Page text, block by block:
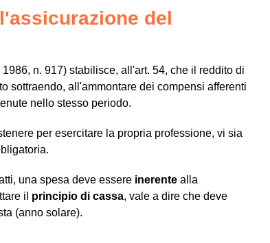
del
n. 917) stabilisce, all'art. 54, che il reddito di
sottraendo, all'ammontare dei compensi afferenti
nello stesso periodo.
per esercitare la propria professione, vi sia
una spesa deve essere inerente alla
il principio di cassa, vale a dire che deve
(anno solare).